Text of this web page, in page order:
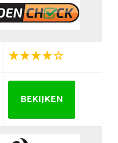
BEKIJKEN